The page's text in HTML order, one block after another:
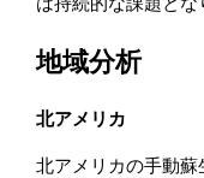
地域分析
北アメリカ
北アメリカの手動